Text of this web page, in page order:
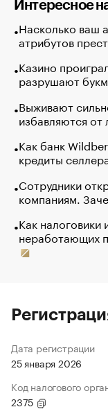
Интересное
Насколько ваш
атрибутов
Казино
разрушают
Выживают
избавляются от
Как банк
кредиты
Сотрудники
компаниям.
Как налоговики
неработающих
Дата регистрации
25 января 2026
Код налогового
2375